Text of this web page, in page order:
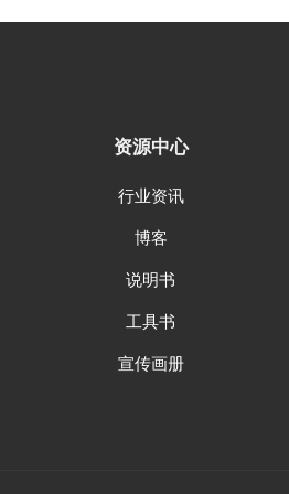
资源中心
行业资讯
博客
说明书
工具书
宣传画册